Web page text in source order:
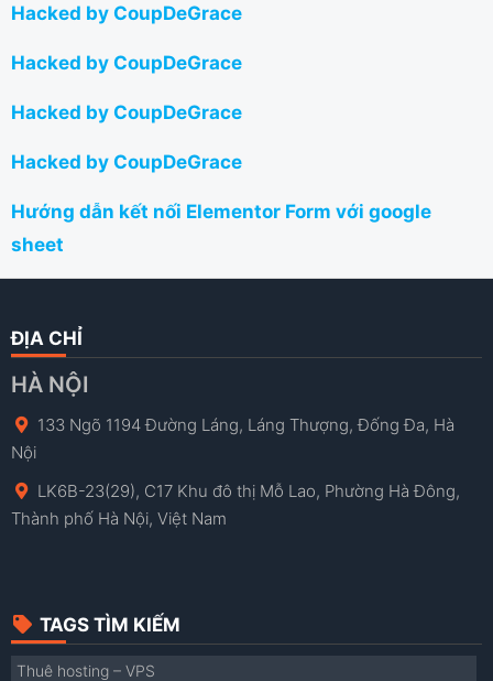
Hacked by CoupDeGrace
Hacked by CoupDeGrace
Hacked by CoupDeGrace
Hacked by CoupDeGrace
Hướng dẫn kết nối Elementor Form với google
sheet
ĐỊA CHỈ
HÀ NỘI
133 Ngõ 1194 Đường Láng, Láng Thượng, Đống Đa, Hà
Nội
LK6B-23(29), C17 Khu đô thị Mỗ Lao, Phường Hà Đông,
Thành phố Hà Nội, Việt Nam
TAGS TÌM KIẾM
Thuê hosting – VPS